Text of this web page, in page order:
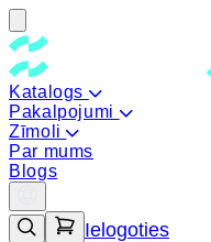
Katalogs
Pakalpojumi
Zīmoli
Par mums
Blogs
Ielogoties